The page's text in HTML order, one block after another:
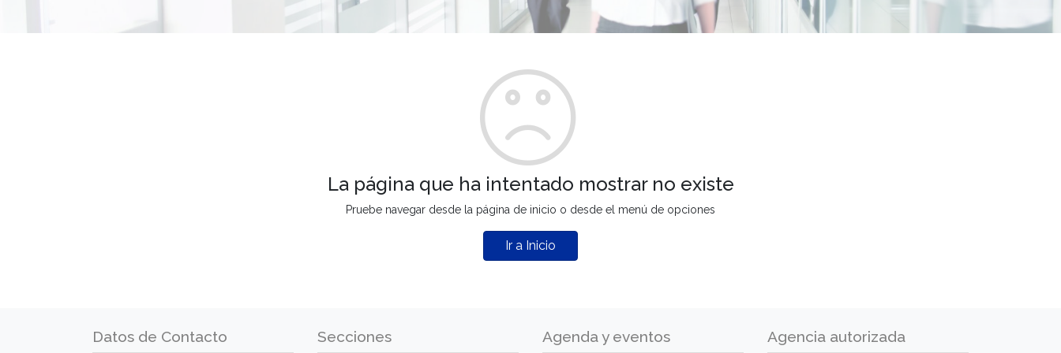
La página que ha intentado mostrar no existe
Pruebe navegar desde la página de inicio o desde el menú de opciones
Ir a Inicio
Datos de Contacto Secciones Agenda y eventos Agencia autorizada